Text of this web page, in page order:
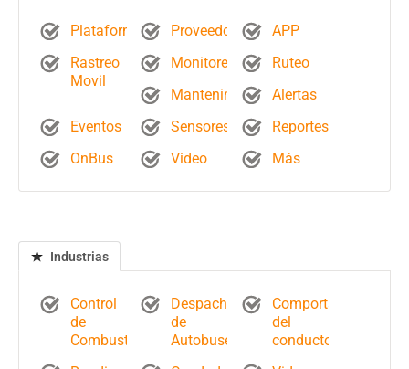
Plataforma Proveedores
APP
Rastreo
Movil
Monitoreo
Ruteo
MantenimientosAlertas
Eventos
Sensores
Reportes
OnBus
Video Más
Industrias
Control
de
Combustible
Despacho
de
Autobuses
Comportamiento
del
conductor